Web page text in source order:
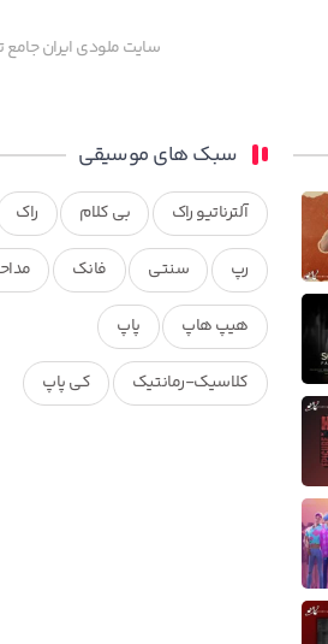
سایت ملودی ایران جامع
سبک های موسیقی
آلترناتیو راک بی کلام راک
رپ سنتی فانک
هیپ هاپ پاپ
کلاسیک-رمانتیک کی پاپ